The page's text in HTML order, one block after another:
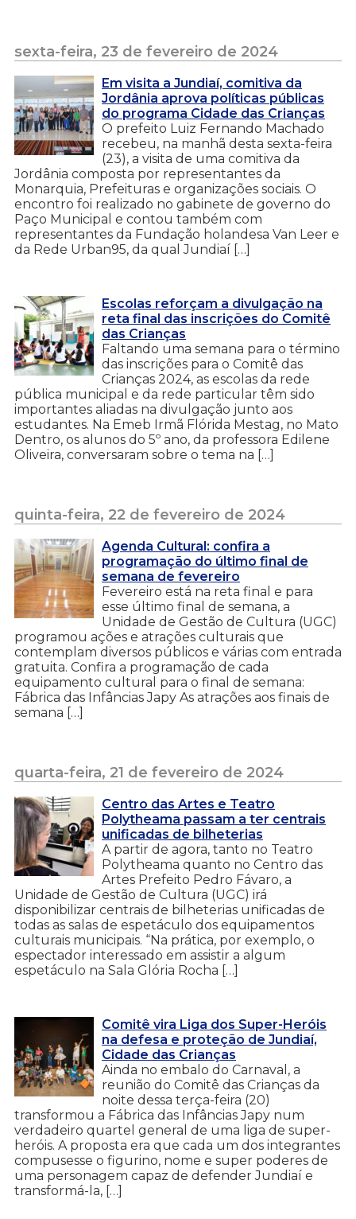
sexta-feira, 23 de fevereiro de 2024
Em visita a Jundiaí, comitiva da
Jordânia aprova políticas públicas
do programa Cidade das Crianças
O prefeito Luiz Fernando Machado
recebeu, na manhã desta sexta-feira
(23), a visita de uma comitiva da
Jordânia composta por representantes da
Monarquia, Prefeituras e organizações sociais. O
encontro foi realizado no gabinete de governo do
Paço Municipal e contou também com
representantes da Fundação holandesa Van Leer e
da Rede Urban95, da qual Jundiaí […]
Escolas reforçam a divulgação na
reta final das inscrições do Comitê
das Crianças
Faltando uma semana para o término
das inscrições para o Comitê das
Crianças 2024, as escolas da rede
pública municipal e da rede particular têm sido
importantes aliadas na divulgação junto aos
estudantes. Na Emeb Irmã Flórida Mestag, no Mato
Dentro, os alunos do 5º ano, da professora Edilene
Oliveira, conversaram sobre o tema na […]
quinta-feira, 22 de fevereiro de 2024
Agenda Cultural: confira a
programação do último final de
semana de fevereiro
Fevereiro está na reta final e para
esse último final de semana, a
Unidade de Gestão de Cultura (UGC)
programou ações e atrações culturais que
contemplam diversos públicos e várias com entrada
gratuita. Confira a programação de cada
equipamento cultural para o final de semana:
Fábrica das Infâncias Japy As atrações aos finais de
semana […]
quarta-feira, 21 de fevereiro de 2024
Centro das Artes e Teatro
Polytheama passam a ter centrais
unificadas de bilheterias
A partir de agora, tanto no Teatro
Polytheama quanto no Centro das
Artes Prefeito Pedro Fávaro, a
Unidade de Gestão de Cultura (UGC) irá
disponibilizar centrais de bilheterias unificadas de
todas as salas de espetáculo dos equipamentos
culturais municipais. “Na prática, por exemplo, o
espectador interessado em assistir a algum
espetáculo na Sala Glória Rocha […]
Comitê vira Liga dos Super-Heróis
na defesa e proteção de Jundiaí,
Cidade das Crianças
Ainda no embalo do Carnaval, a
reunião do Comitê das Crianças da
noite dessa terça-feira (20)
transformou a Fábrica das Infâncias Japy num
verdadeiro quartel general de uma liga de super-
heróis. A proposta era que cada um dos integrantes
compusesse o figurino, nome e super poderes de
uma personagem capaz de defender Jundiaí e
transformá-la, […]